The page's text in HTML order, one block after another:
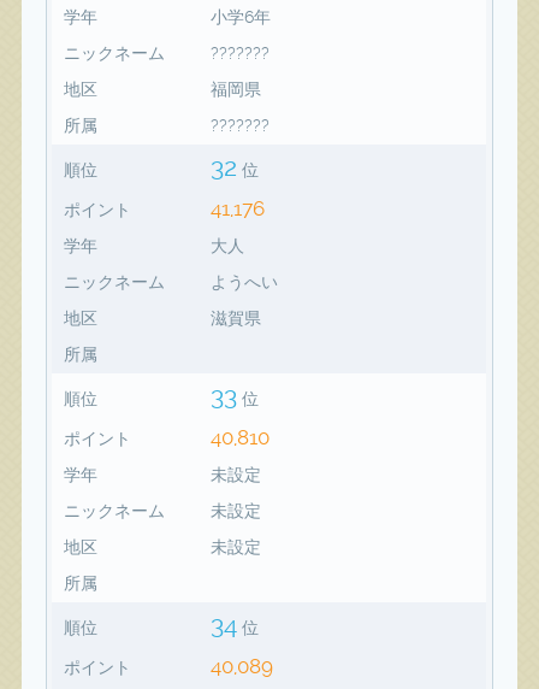
学年
小学6年
ニックネーム
???????
地区
福岡県
所属
???????
順位 32 位
ポイント 41,176
学年
大人
ニックネーム
ようへい
地区
滋賀県
所属
順位 33 位
ポイント 40,810
学年
未設定
ニックネーム
未設定
地区
未設定
所属
順位 34 位
ポイント 40,089